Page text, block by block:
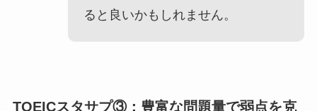
ると良いかもしれません。
TOEICスタサプ③：豊富な問題量で弱点を克